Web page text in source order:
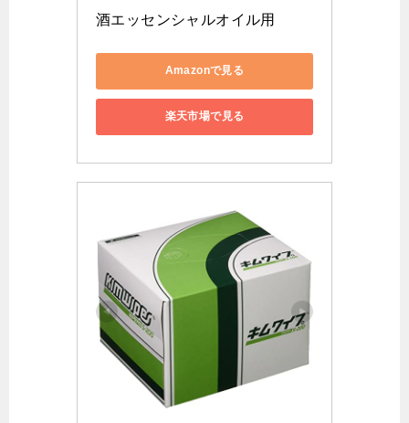
酒エッセンシャルオイル用
Amazonで見る
楽天市場で見る